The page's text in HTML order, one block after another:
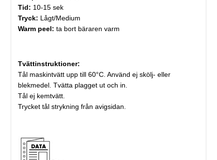
Tid: 10-15 sek
Tryck: Lågt/Medium
Warm peel: ta bort bäraren varm
Tvättinstruktioner:
Tål maskintvätt upp till 60°C. Använd ej skölj- eller
blekmedel. Tvätta plagget ut och in.
Tål ej kemtvätt.
Trycket tål strykning från avigsidan.